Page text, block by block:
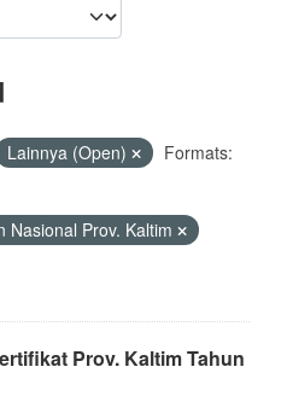
Lainnya (Open)
Formats:
Nasional Prov. Kaltim
Prov. Kaltim Tahun